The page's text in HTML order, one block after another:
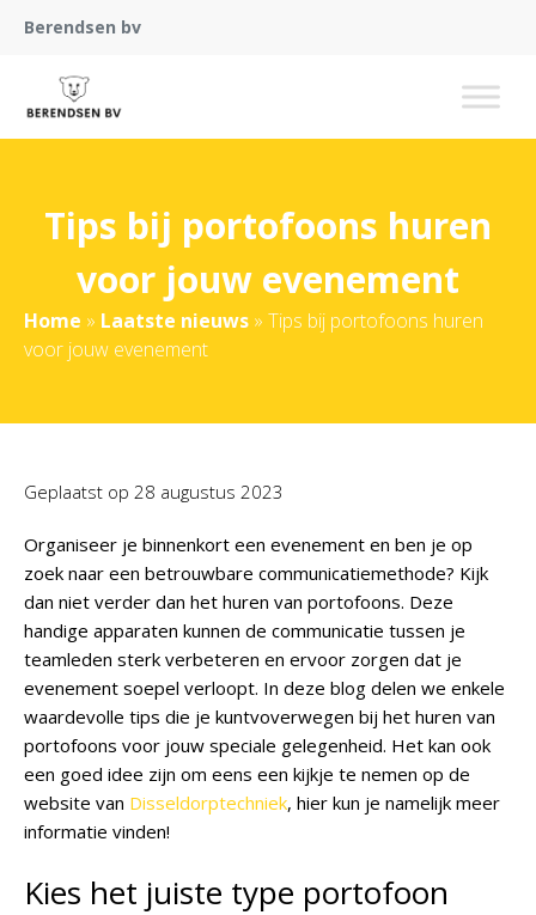
Berendsen bv
Tips bij portofoons huren
voor jouw evenement
Home » Laatste nieuws » Tips bij portofoons huren
voor jouw evenement
Geplaatst op 28 augustus 2023
Organiseer je binnenkort een evenement en ben je op
zoek naar een betrouwbare communicatiemethode? Kijk
dan niet verder dan het huren van portofoons. Deze
handige apparaten kunnen de communicatie tussen je
teamleden sterk verbeteren en ervoor zorgen dat je
evenement soepel verloopt. In deze blog delen we enkele
waardevolle tips die je kuntvoverwegen bij het huren van
portofoons voor jouw speciale gelegenheid. Het kan ook
een goed idee zijn om eens een kijkje te nemen op de
website van Disseldorptechniek, hier kun je namelijk meer
informatie vinden!
Kies het juiste type portofoon